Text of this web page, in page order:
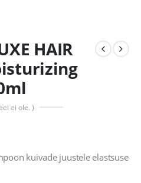
HAIR
ei ole. )
kuivade juustele elastsuse